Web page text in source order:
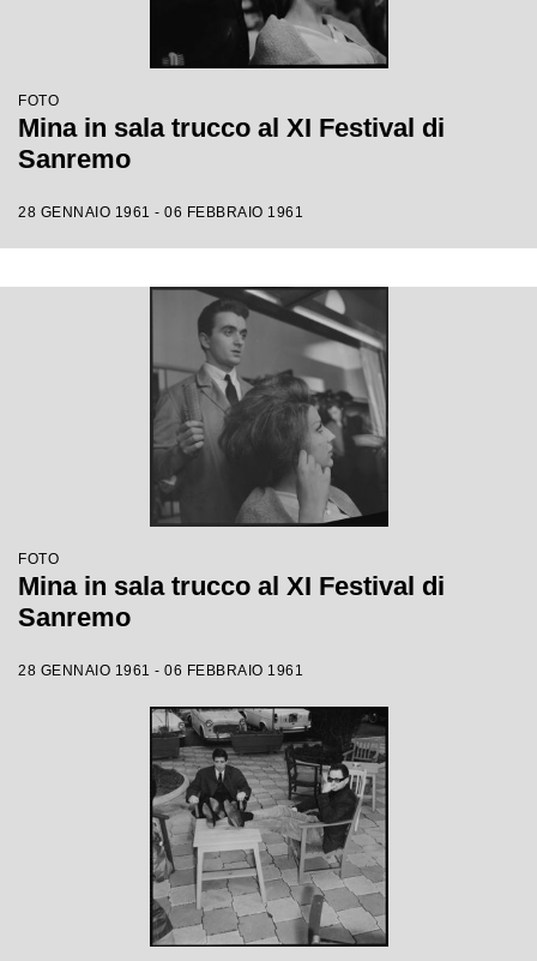
FOTO
Mina in sala trucco al XI Festival di
Sanremo
28 GENNAIO 1961 - 06 FEBBRAIO 1961
FOTO
Mina in sala trucco al XI Festival di
Sanremo
28 GENNAIO 1961 - 06 FEBBRAIO 1961